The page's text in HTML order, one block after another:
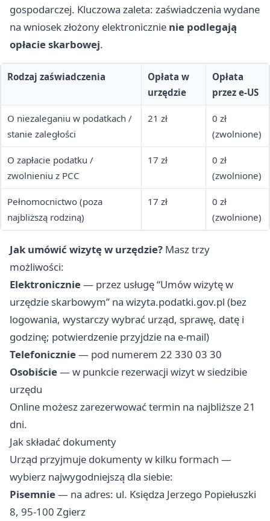
gospodarczej. Kluczowa zaleta: zaświadczenia wydane
na wniosek złożony elektronicznie nie podlegają
opłacie skarbowej.
Rodzaj zaświadczenia
Opłata w
urzędzie
Opłata
przez e-US
O niezaleganiu w podatkach /
stanie zaległości
21 zł
0 zł
(zwolnione)
O zapłacie podatku /
zwolnieniu z PCC
17 zł
0 zł
(zwolnione)
Pełnomocnictwo (poza
najbliższą rodziną)
17 zł
0 zł
(zwolnione)
Jak umówić wizytę w urzędzie? Masz trzy
możliwości:
Elektronicznie— przez usługę “Umów wizytę w
urzędzie skarbowym” na wizyta.podatki.gov.pl (bez
logowania, wystarczy wybrać urząd, sprawę, datę i
godzinę; potwierdzenie przyjdzie na e-mail)
Telefonicznie— pod numerem 22 330 03 30
Osobiście— w punkcie rezerwacji wizyt w siedzibie
urzędu
Online możesz zarezerwować termin na najbliższe 21
dni.
Jak składać dokumenty
Urząd przyjmuje dokumenty w kilku formach —
wybierz najwygodniejszą dla siebie:
Pisemnie— na adres: ul. Księdza Jerzego Popiełuszki
8, 95-100 Zgierz